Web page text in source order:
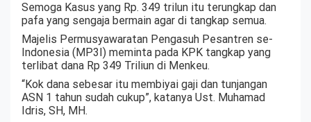
Semoga Kasus yang Rp. 349 trilun itu terungkap dan
pafa yang sengaja bermain agar di tangkap semua.
Majelis Permusyawaratan Pengasuh Pesantren se-
Indonesia (MP3I) meminta pada KPK tangkap yang
terlibat dana Rp 349 Triliun di Menkeu.
“Kok dana sebesar itu membiyai gaji dan tunjangan
ASN 1 tahun sudah cukup”, katanya Ust. Muhamad
Idris, SH, MH.